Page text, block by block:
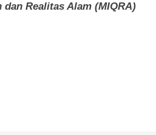
Realitas Alam (MIQRA)